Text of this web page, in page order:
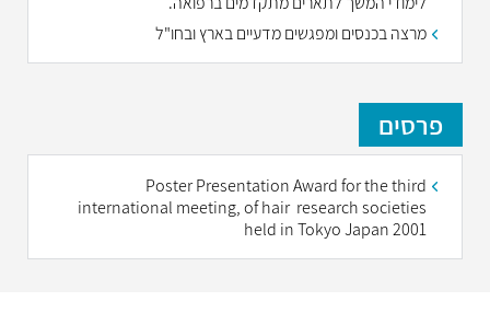
מרצה בכנסים ומפגשים מדעייםבארץ ובחו"ל
פרסים
Poster Presentation Award for the third
international meeting, of hair research societies
held in Tokyo Japan 2001